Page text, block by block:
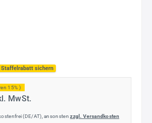
Staffelrabatt sichern
15% )
MwSt.
(DE/AT), ansonstenzzgl. Versandkosten